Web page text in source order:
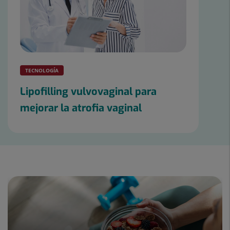
TECNOLOGÍA
Lipofilling vulvovaginal para
mejorar la atrofia vaginal